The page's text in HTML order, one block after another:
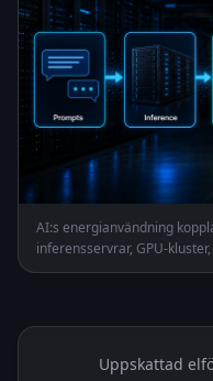
AI:s energianvändning
inferensservrar, GPU-
Uppskattad